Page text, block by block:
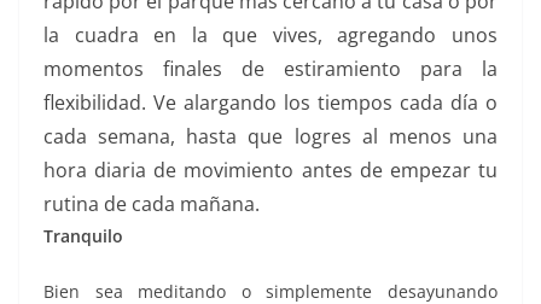
la cuadra en la que vives, agregando unos
momentos finales de estiramiento para la
flexibilidad. Ve alargando los tiempos cada día o
cada semana, hasta que logres al menos una
hora diaria de movimiento antes de empezar tu
rutina de cada mañana.
Tranquilo
Bien sea meditando o simplemente desayunando